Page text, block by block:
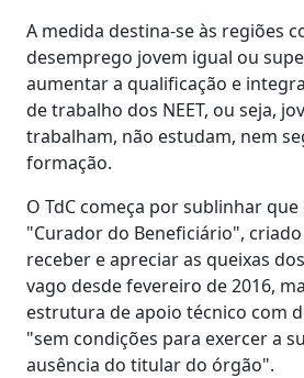
A medida destina-se às regiões
desemprego jovem igual ou
aumentar a qualificação e
de trabalho dos NEET, ou seja,
trabalham, não estudam, nem
formação.
O TdC começa por sublinhar
"Curador do Beneficiário",
receber e apreciar as queixas
vago desde fevereiro de 2016,
estrutura de apoio técnico com
"sem condições para exercer a
ausência do titular do órgão".